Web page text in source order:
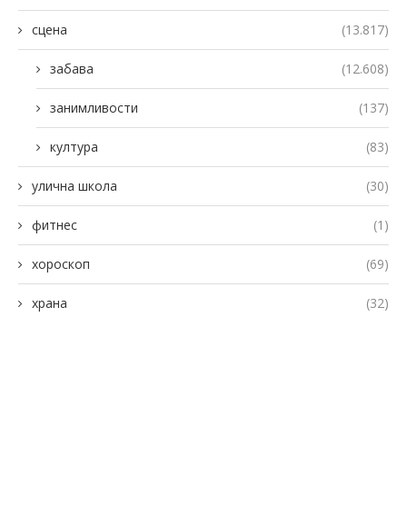
сцена (13.817)
забава (12.608)
занимливости (137)
култура (83)
улична школа (30)
фитнес (1)
хороскоп (69)
храна (32)